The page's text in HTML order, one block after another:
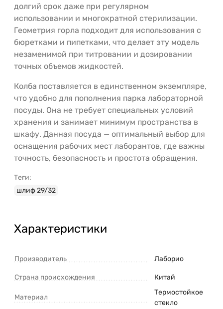
долгий срок даже при регулярном
использовании и многократной стерилизации.
Геометрия горла подходит для использования с
бюретками и пипетками, что делает эту модель
незаменимой при титровании и дозировании
точных объемов жидкостей.
Колба поставляется в единственном экземпляре,
что удобно для пополнения парка лабораторной
посуды. Она не требует специальных условий
хранения и занимает минимум пространства в
шкафу. Данная посуда — оптимальный выбор для
оснащения рабочих мест лаборантов, где важны
точность, безопасность и простота обращения.
Теги:
шлиф 29/32
Характеристики
Производитель Лаборио
Страна происхождения Китай
Материал
Термостойкое
стекло